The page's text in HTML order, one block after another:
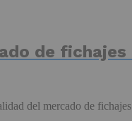
de fichajes
del mercado de